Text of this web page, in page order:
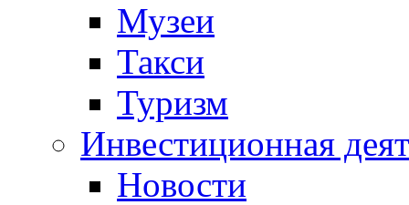
Музеи
Такси
Туризм
Инвестиционная
Новости